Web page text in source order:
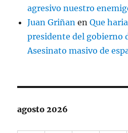
agresivo nuestro
Juan Griñan enQue
presidente del gobierno
Asesinato masivo de
agosto 2026